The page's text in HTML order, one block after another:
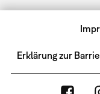
Erklärung zur